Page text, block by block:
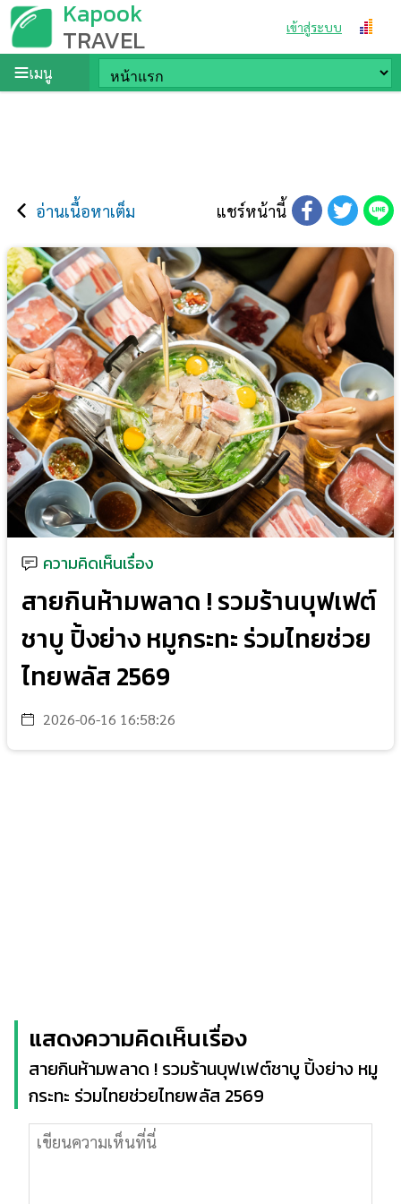
Kapook
TRAVEL เข้าสู่ระบบ
เมนู
อ่านเนื้อหาเต็ม แชร์หน้านี้
ความคิดเห็นเรื่อง
สายกินห้ามพลาด ! รวมร้านบุฟเฟต์
ชาบู ปิ้งย่าง หมูกระทะ ร่วมไทยช่วย
ไทยพลัส 2569
2026-06-16 16:58:26
แสดงความคิดเห็นเรื่อง
สายกินห้ามพลาด ! รวมร้านบุฟเฟต์ชาบู ปิ้งย่าง หมู
กระทะ ร่วมไทยช่วยไทยพลัส 2569